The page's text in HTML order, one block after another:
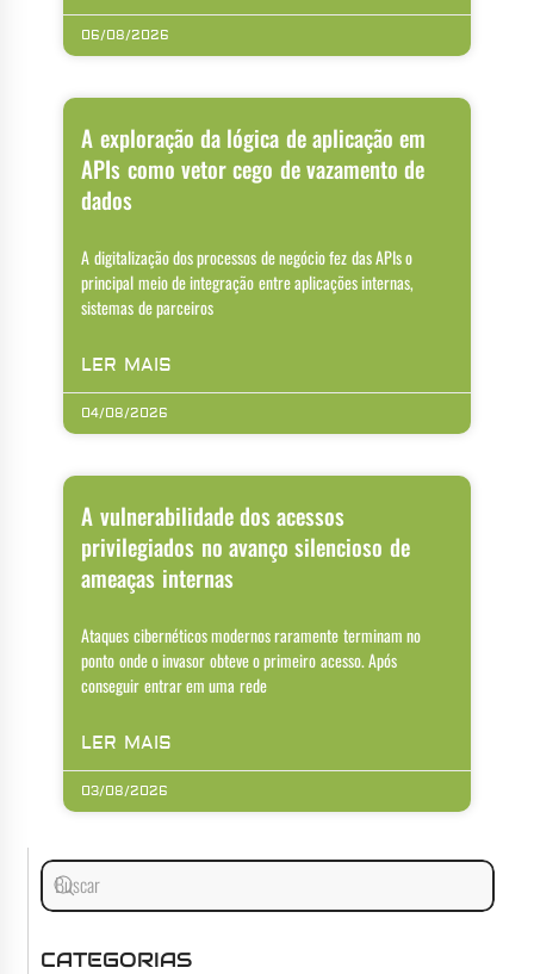
06/08/2026
A exploração da lógica de aplicação em
APIs como vetor cego de vazamento de
dados
A digitalização dos processos de negócio fez das APIs o
principal meio de integração entre aplicações internas,
sistemas de parceiros
LER MAIS
04/08/2026
A vulnerabilidade dos acessos
privilegiados no avanço silencioso de
ameaças internas
Ataques cibernéticos modernos raramente terminam no
ponto onde o invasor obteve o primeiro acesso. Após
conseguir entrar em uma rede
LER MAIS
03/08/2026
CATEGORIAS